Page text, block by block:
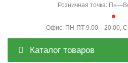
Розничная точка:
Офис: ПН-ПТ 9.00—20.00,
Каталог товаров